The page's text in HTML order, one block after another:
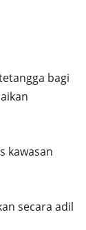
bagi
kawasan
secara adil